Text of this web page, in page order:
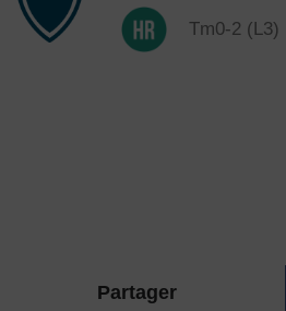
Tm0-2 (L3)
Partager